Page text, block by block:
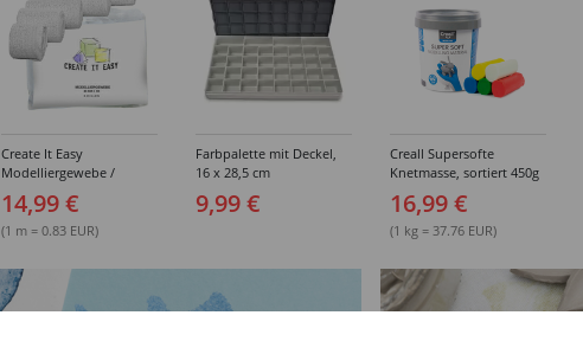
Create It Easy
Modelliergewebe /
Gipsbinden, 8cm breit,
3m lang, 6 Stück
14,99 €
(1 m = 0.83 EUR)
Farbpalette mit Deckel,
16 x 28,5 cm
9,99 €
Creall Supersofte
Knetmasse, sortiert 450g
16,99 €
(1 kg = 37.76 EUR)